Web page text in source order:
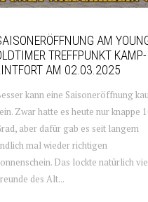
AM
TREFFPUNKT KAMP-
AM 02.03.2025
kann eine Saisoneröffnung
Zwar hatte es heute nur knappe
aber dafür gab es seit langem
mal wieder richtigen
Das lockte natürlich
des Alt...